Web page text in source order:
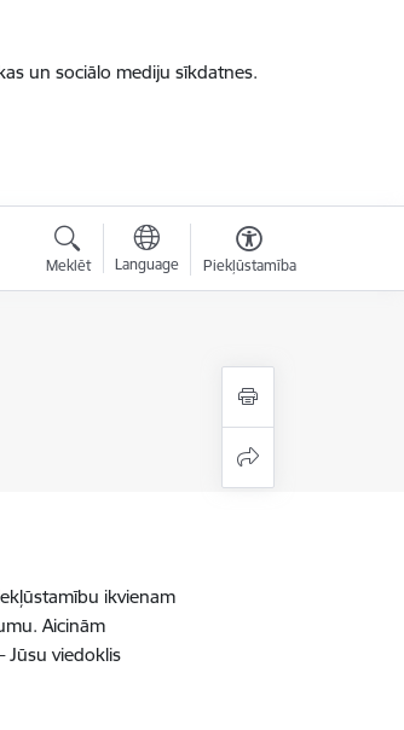
un sociālo mediju sīkdatnes.
Meklēt Language Piekļūstamība
ikvienam
Aicinām
Jūsu viedoklis